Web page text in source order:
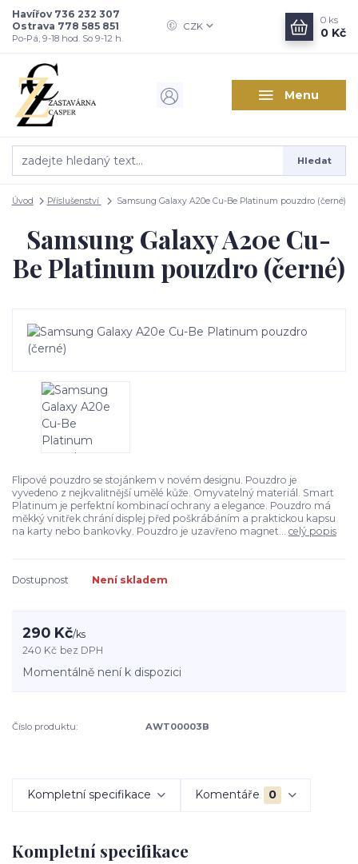
Menu
CZK
Hledat
Havířov 736 232 307
Ostrava 778 585 851
Po-Pá, 9-18 hod. So 9-12 h.
0 ks
0 Kč
Úvod Příslušenství Samsung Galaxy A20e Cu-Be Platinum pouzdro (černé)
Samsung Galaxy A20e Cu-
Be Platinum pouzdro (černé)
Flipové pouzdro se stojánkem v novém designu. Pouzdro je
vyvedeno z nejkvalitnější umělé kůže. Omyvatelný materiál. Smart
Platinum je perfektní kombinací ochrany a elegance. Pouzdro má
měkký vnitřek chrání displej před poškrábáním a praktickou kapsu
na karty nebo bankovky. Pouzdro je uzavřeno magnet... celý popis
Dostupnost Není skladem
290 Kč/ks
240 Kč bez DPH
Momentálně není k dispozici
Číslo produktu: AWT00003B
Kompletní specifikace Komentáře 0
Kompletní specifikace